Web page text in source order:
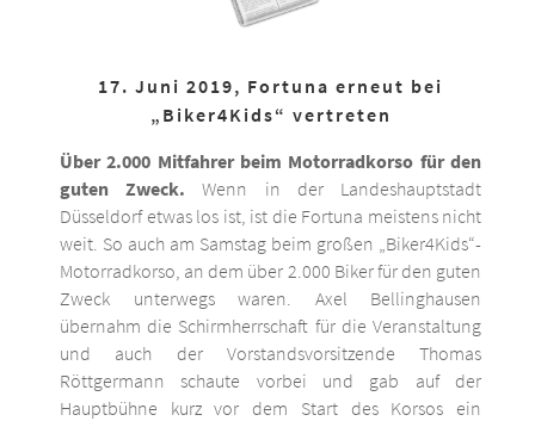
17. Juni 2019, Fortuna erneut bei
„Biker4Kids“ vertreten
Über 2.000 Mitfahrer beim Motorradkorso für den
guten Zweck. Wenn in der Landeshauptstadt
Düsseldorf etwas los ist, ist die Fortuna meistens nicht
weit. So auch am Samstag beim großen „Biker4Kids“-
Motorradkorso, an dem über 2.000 Biker für den guten
Zweck unterwegs waren. Axel Bellinghausen
übernahm die Schirmherrschaft für die Veranstaltung
und auch der Vorstandsvorsitzende Thomas
Röttgermann schaute vorbei und gab auf der
Hauptbühne kurz vor dem Start des Korsos ein